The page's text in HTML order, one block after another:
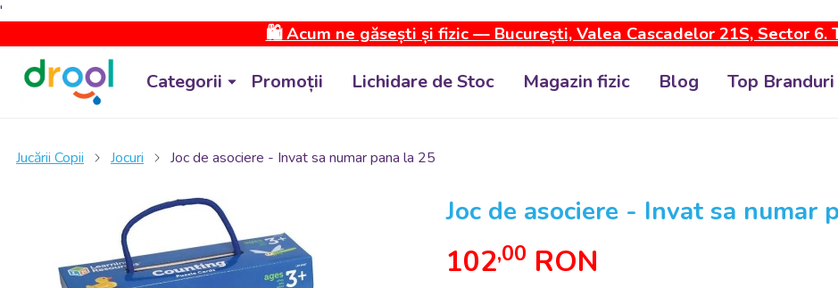
'
🛍️ Acum ne găsești și fizic — București, Valea Cascadelor 21S, Sector 6.
Categorii Promoții Lichidare de Stoc Magazin fizic Blog Top Branduri
Jucării Copii Jocuri Joc de asociere - Invat sa numar pana la 25
Joc de asociere - Invat sa numar
102,00 RON